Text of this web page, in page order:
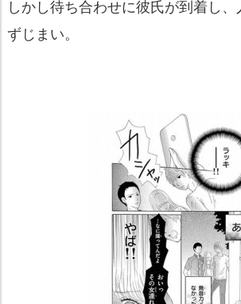
しかし待ち合わせに彼氏が到着し
ずじまい。